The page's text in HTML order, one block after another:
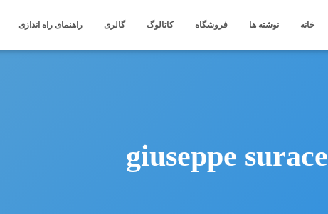
خانه نوشته ها فروشگاه کاتالوگ گالری راهنمای راه اندازی
giuseppe surace